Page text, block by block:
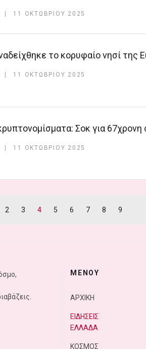
11 ΟΚΤΩΒΡΊΟΥ 2025
το κορυφαίο νησί της
11 ΟΚΤΩΒΡΊΟΥ 2025
Σοκ για 67χρονη
11 ΟΚΤΩΒΡΊΟΥ 2025
2 3 4 5 6 7 8 9
ΜΕΝΟΥ
ΑΡΧΙΚΗ
ΕΙΔΗΣΕΙΣ
ΕΛΛΑΔΑ
ΚΟΣΜΟΣ